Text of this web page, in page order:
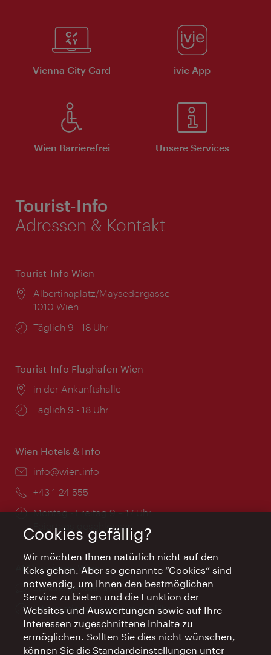
Vienna City Card ivie App
Wien Barrierefrei Unsere Services
Tourist-Info
Adressen & Kontakt
Tourist-Info Wien
Ort:
Albertinaplatz/Maysedergasse
1010 Wien
Öffnungszeiten:
Täglich 9 - 18 Uhr
Tourist-Info Flughafen Wien
Ort:
in der Ankunftshalle
Öffnungszeiten:
Täglich 9 - 18 Uhr
Wien Hotels & Info
Email:
info@wien.info
Telefon:
+43-1-24 555
Öffnungszeiten:
Montag - Freitag 9 – 17 Uhr
Feiertags geschlossen
AI Concierge Wien
Ort:
concierge.wien.info
Öffnungszeiten:
Informationen rund um die Uhr
Cookies gefällig?
Wir möchten Ihnen natürlich nicht auf den
Keks gehen. Aber so genannte “Cookies” sind
notwendig, um Ihnen den bestmöglichen
Service zu bieten und die Funktion der
Websites und Auswertungen sowie auf Ihre
Interessen zugeschnittene Inhalte zu
ermöglichen. Sollten Sie dies nicht wünschen,
können Sie die Standardeinstellungen unter